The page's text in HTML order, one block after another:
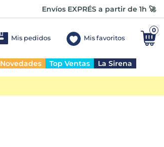
Envíos EXPRÉS a partir de 1h 🚀
Mis pedidos Mis favoritos
0
Novedades Top Ventas La Sirena